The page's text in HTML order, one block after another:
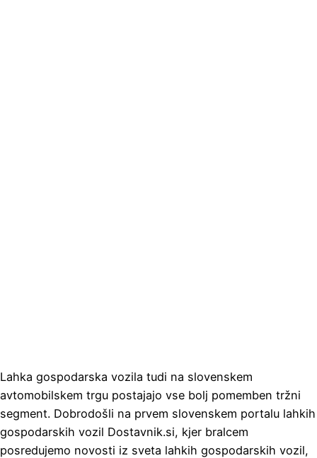
Lahka gospodarska vozila tudi na slovenskem
avtomobilskem trgu postajajo vse bolj pomemben tržni
segment. Dobrodošli na prvem slovenskem portalu lahkih
gospodarskih vozil Dostavnik.si, kjer bralcem
posredujemo novosti iz sveta lahkih gospodarskih vozil,